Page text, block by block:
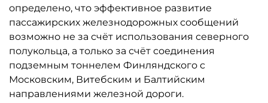
определено, что эффективное развитие
пассажирских железнодорожных сообщений
возможно не за счёт использования северного
полукольца, а только за счёт соединения
подземным тоннелем Финляндского с
Московским, Витебским и Балтийским
направлениями железной дороги.